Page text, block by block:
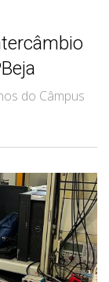
do Câmpus